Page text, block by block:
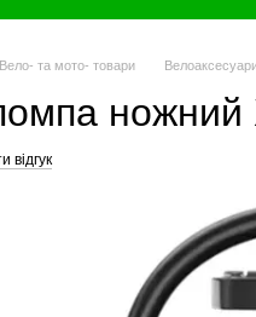
Вело- та мото- товари
ножний
відгук